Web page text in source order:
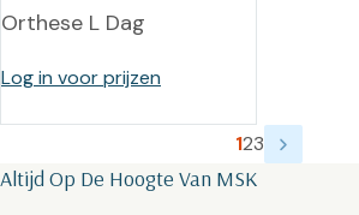
Orthese L Dag
Log in voor prijzen
123
Altijd Op De Hoogte Van MSK